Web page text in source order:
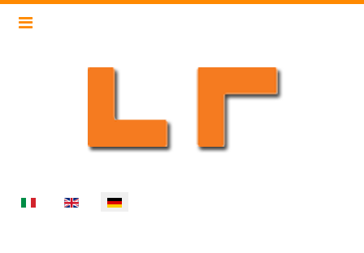
Select your language